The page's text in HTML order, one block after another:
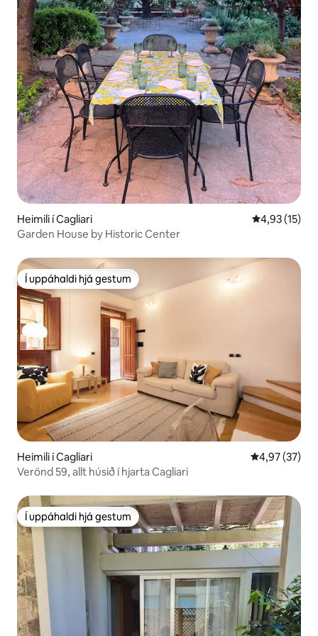
Heimili í Cagliari 4,93 af 5 í
4,93 (15)
Garden House by Historic Center
Í uppáhaldi hjá gestum
Í uppáhaldi hjá gestum
Heimili í Cagliari 4,97 af 5 í
4,97 (37)
Verönd 59, allt húsið í hjarta Cagliari
Í uppáhaldi hjá gestum
Í uppáhaldi hjá gestum